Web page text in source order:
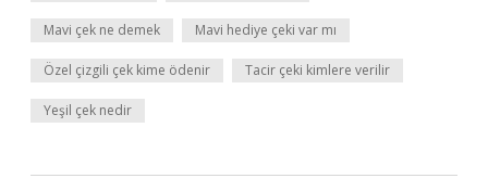
Mavi çek ne demek Mavi hediye çeki var mı
Özel çizgili çek kime ödenir Tacir çeki kimlere verilir
Yeşil çek nedir